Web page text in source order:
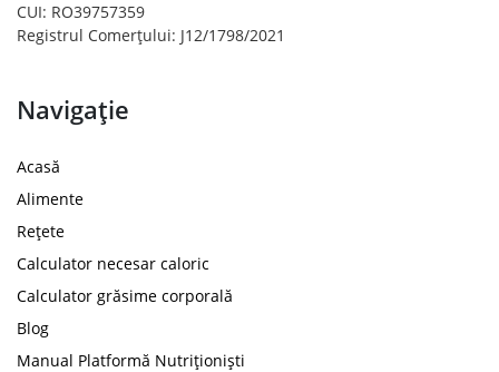
CUI: RO39757359
Registrul Comerțului: J12/1798/2021
Navigație
Acasă
Alimente
Rețete
Calculator necesar caloric
Calculator grăsime corporală
Blog
Manual Platformă Nutriționiști